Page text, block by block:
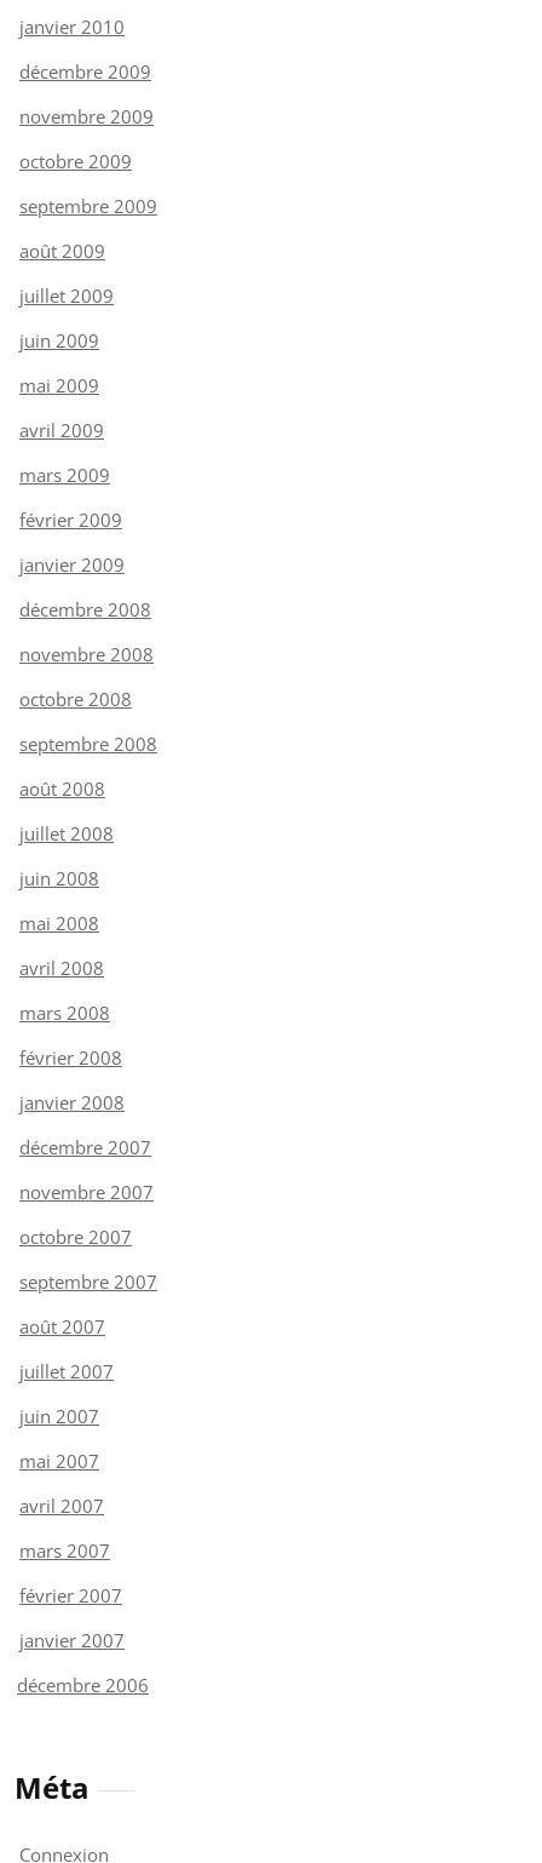
janvier 2010
décembre 2009
novembre 2009
octobre 2009
septembre 2009
août 2009
juillet 2009
juin 2009
mai 2009
avril 2009
mars 2009
février 2009
janvier 2009
décembre 2008
novembre 2008
octobre 2008
septembre 2008
août 2008
juillet 2008
juin 2008
mai 2008
avril 2008
mars 2008
février 2008
janvier 2008
décembre 2007
novembre 2007
octobre 2007
septembre 2007
août 2007
juillet 2007
juin 2007
mai 2007
avril 2007
mars 2007
février 2007
janvier 2007
décembre 2006
Méta
Connexion